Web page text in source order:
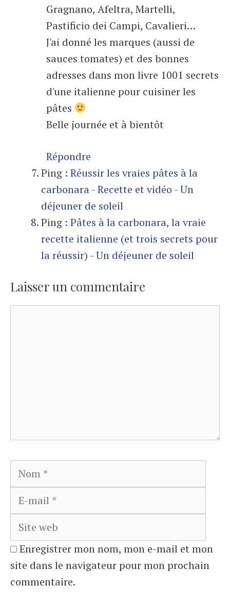
Gragnano, Afeltra, Martelli,
Pastificio dei Campi, Cavalieri…
J'ai donné les marques (aussi de
sauces tomates) et des bonnes
adresses dans mon livre 1001 secrets
d'une italienne pour cuisiner les
pâtes
Belle journée et à bientôt
Répondre
Ping : Réussir les vraies pâtes à la
carbonara - Recette et vidéo - Un
déjeuner de soleil
Ping : Pâtes à la carbonara, la vraie
recette italienne (et trois secrets pour
la réussir) - Un déjeuner de soleil
Laisser un commentaire
Nom
Enregistrer mon nom, mon e-mail et mon
site dans le navigateur pour mon prochain
commentaire.